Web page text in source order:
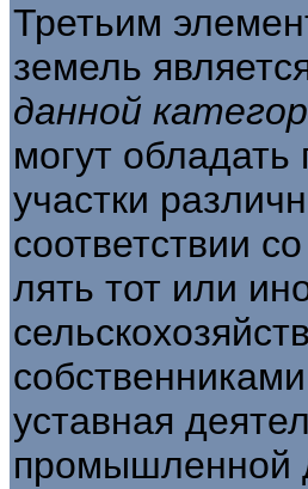
Третьим
земель
данной
могут
участки
соответствии
лять тот или
уставная
промышленной